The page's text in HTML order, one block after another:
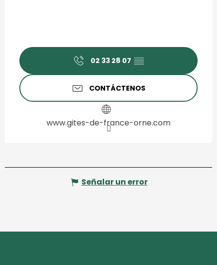
02 33 28 07 ▒▒
CONTÁCTENOS
www.gites-de-france-orne.com
Señalar un error